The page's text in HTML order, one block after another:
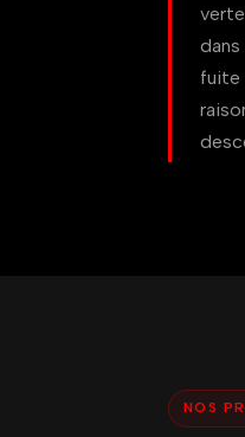
fuite
NOS